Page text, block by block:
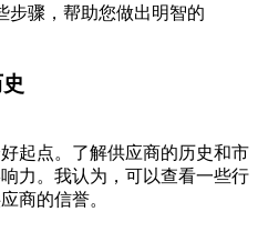
步骤，帮助您做出明智的
起点。了解供应商的历史和市
力。我认为，可以查看一些行
商的信誉。